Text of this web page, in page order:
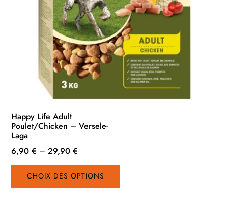
Happy Life Adult
Poulet/Chicken – Versele-
Laga
6,90€ –29,90€
CHOIX DES OPTIONS
Ce
a